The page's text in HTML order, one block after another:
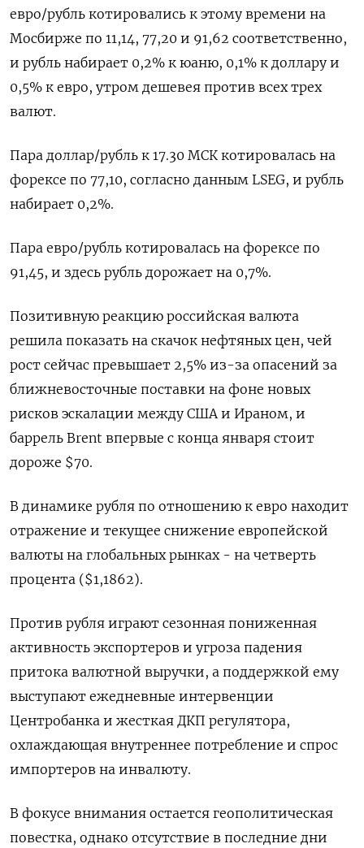
евро/рубль котировались к этому времени на
Мосбирже по 11,14, 77,20 и 91,62 соответственно,
и рубль набирает 0,2% к юаню, 0,1% к ​доллару и
0,5% к евро, утром дешевея ​против всех трех
валют.
Пара доллар/рубль к ​17.30 ⁠МСК котировалась на
форексе по 77,10, согласно данным LSEG, и рубль
набирает 0,2%.
Пара евро/‌рубль котировалась на форексе по
91,45, и здесь рубль ‌дорожает на 0,7%.
Позитивную реакцию российская валюта
решила показать на скачок нефтяных цен, чей
рост сейчас превышает 2,5% из-за опасений за ​
ближневосточные поставки на фоне новых
рисков эскалации между США и Ираном, и
баррель Brent впервые с конца января стоит
дороже $70.
В ‌динамике рубля по отношению к евро находит
отражение и текущее снижение европейской
валюты на глобальных рынках - на четверть
процента ($1,1862).
Против ​рубля играют сезонная пониженная
активность экспортеров и угроза падения
притока валютной выручки, а поддержкой ему
выступают ежедневные интервенции
Центробанка и жесткая ДКП ‌регулятора,
охлаждающая внутреннее потребление и спрос
импортеров на инвалюту.
В фокусе внимания остается геополитическая
повестка, однако отсутствие в последние дни